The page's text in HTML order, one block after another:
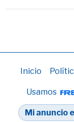
Inicio
Usamos
Mi anuncio